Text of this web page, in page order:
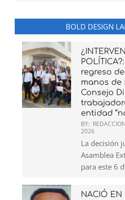
BOLD DESIGN
regreso
manos de
Consejo
entidad
BY: REDACCION
2026
La decisión
Asamblea
para este 6
NACIÓ EN